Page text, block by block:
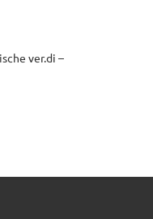
ver.di –